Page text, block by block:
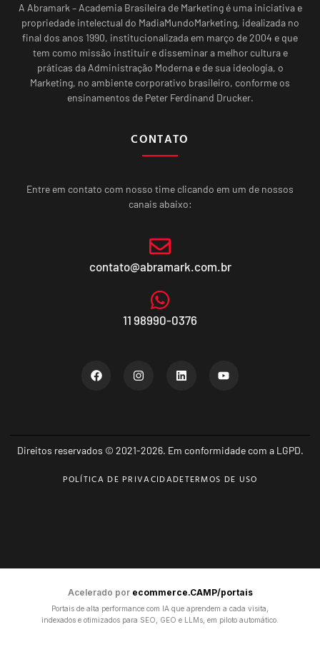
A Abramark – Academia Brasileira de Marketing é uma iniciativa e
propriedade intelectual do MadiaMundoMarketing, idealizada no
final dos anos 1990, institucionalizada em março de 2004 e que
tem como missão instituir e disseminar a melhor cultura e
práticas da Administração Moderna e de sua ideologia, o
Marketing, no ambiente corporativo brasileiro, conforme os
ensinamentos de Peter Ferdinand Drucker.
CONTATO
Entre em contato com nosso time clicando em um de nossos
canais abaixo:
contato@abramark.com.br
11 98990-0376
Direitos reservados © 2021-2026. Em conformidade com a LGPD.
POLÍTICA DE PRIVACIDADETERMOS DE USO
Acelerado por ecommerce.CAMP/portais
Portais de alta performance com IA que aprendem a cada visita,
indexados e otimizados para SEO, GEO e LLMs, em piloto automático.